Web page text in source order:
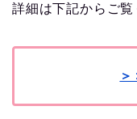
詳細は下記からご覧